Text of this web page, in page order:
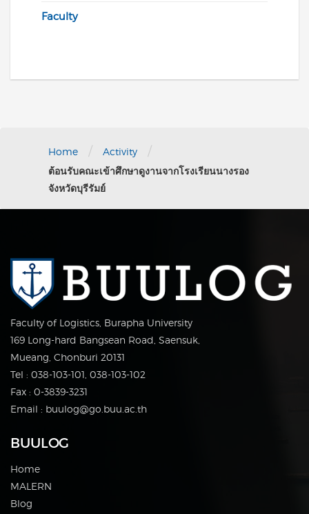
Faculty
Home / Activity /
ต้อนรับคณะเข้าศึกษาดูงานจากโรงเรียนนางรอง
จังหวัดบุรีรัมย์
Faculty of Logistics, Burapha University
169 Long-hard Bangsean Road, Saensuk,
Mueang, Chonburi 20131
Tel : 038-103-101, 038-103-102
Fax : 0-3839-3231
Email : buulog@go.buu.ac.th
BUULOG
Home
MALERN
Blog